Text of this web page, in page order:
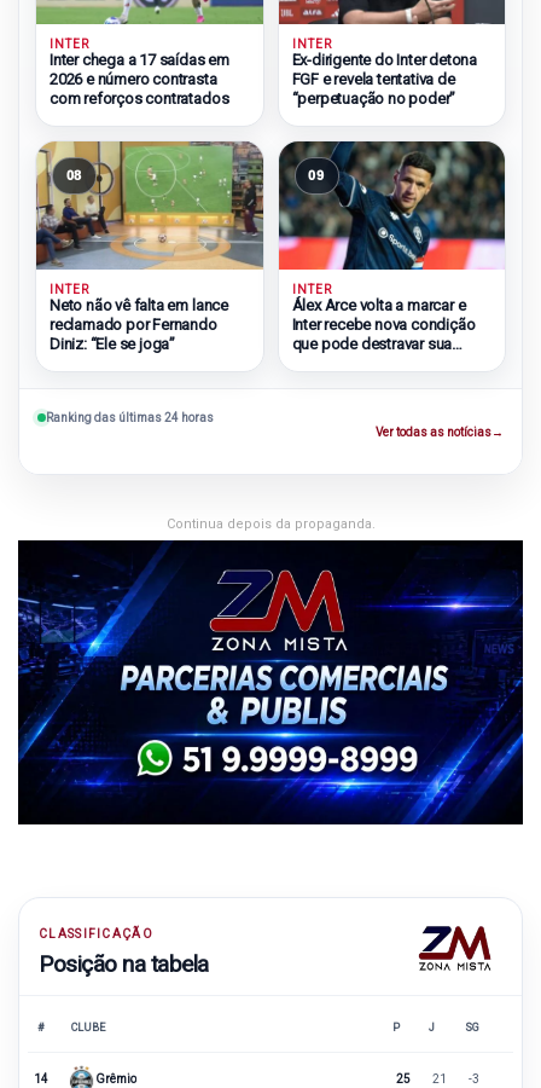
INTER
Inter chega a 17 saídas em
2026 e número contrasta
com reforços contratados
INTER
Ex-dirigente do Inter detona
FGF e revela tentativa de
“perpetuação no poder”
08
INTER
Neto não vê falta em lance
reclamado por Fernando
Diniz: “Ele se joga”
09
INTER
Álex Arce volta a marcar e
Inter recebe nova condição
que pode destravar sua
Ranking das últimas 24 horas
Ver todas as notícias→
Continua depois da propaganda.
CLASSIFICAÇÃO
Posição na tabela
# CLUBE P J SG
14 Grêmio 25 21 -3